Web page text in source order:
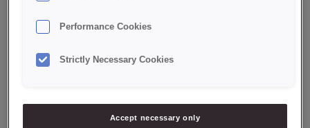
Performance Cookies
Strictly Necessary Cookies
Accept necessary only